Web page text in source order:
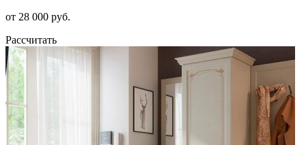
от 28 000 руб.
Рассчитать